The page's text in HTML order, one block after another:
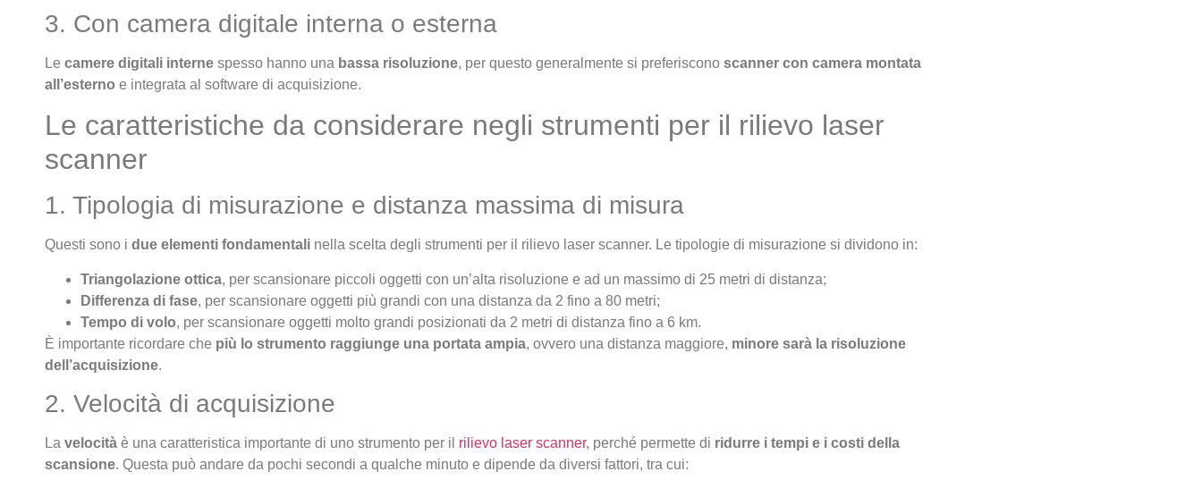
3. Con camera digitale interna o esterna
Le camere digitali interne spesso hanno una bassa risoluzione, per questo generalmente si preferiscono scanner con camera montata
all’esterno e integrata al software di acquisizione.
Le caratteristiche da considerare negli strumenti per il rilievo laser
scanner
1. Tipologia di misurazione e distanza massima di misura
Questi sono i due elementi fondamentali nella scelta degli strumenti per il rilievo laser scanner. Le tipologie di misurazione si dividono in:
Triangolazione ottica, per scansionare piccoli oggetti con un’alta risoluzione e ad un massimo di 25 metri di distanza;
Differenza di fase, per scansionare oggetti più grandi con una distanza da 2 fino a 80 metri;
Tempo di volo, per scansionare oggetti molto grandi posizionati da 2 metri di distanza fino a 6 km.
È importante ricordare che più lo strumento raggiunge una portata ampia, ovvero una distanza maggiore, minore sarà la risoluzione
dell’acquisizione.
2. Velocità di acquisizione
La velocità è una caratteristica importante di uno strumento per il rilievo laser scanner, perché permette di ridurre i tempi e i costi della
scansione. Questa può andare da pochi secondi a qualche minuto e dipende da diversi fattori, tra cui: